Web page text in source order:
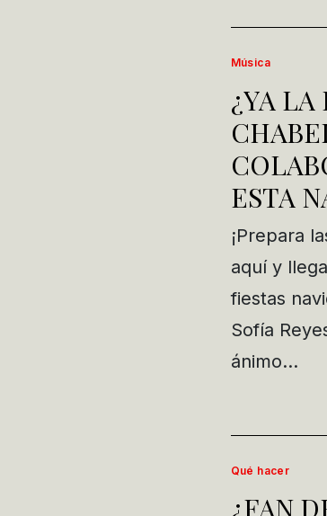
Música
¿YA LA
ESTA
¡Prepara
aquí y
fiestas
Sofía
ánimo…
Qué hacer
¿FAN